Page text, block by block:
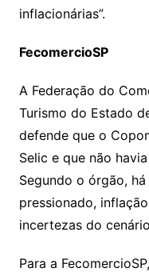
inflacionárias”.
FecomercioSP
A Federação do
Turismo do Estado
defende que o
Selic e que não
Segundo o órgão,
pressionado,
incertezas do
Para a